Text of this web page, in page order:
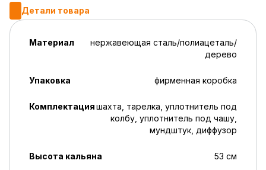
Детали товара
Материал
нержавеющая сталь/полиацеталь/
дерево
Упаковка фирменная коробка
Комплектацияшахта, тарелка, уплотнитель под
колбу, уплотнитель под чашу,
мундштук, диффузор
Высота кальяна 53 см